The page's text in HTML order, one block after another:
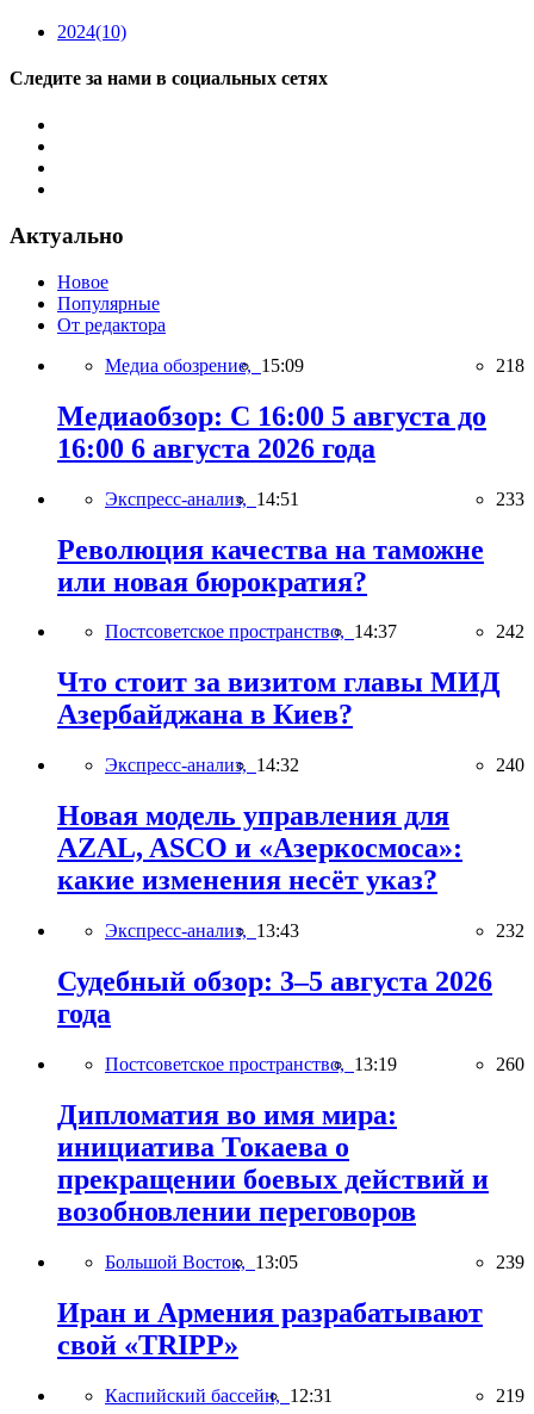
2024(10)
Следите за нами в социальных сетях
Актуально
Новое
Популярные
От редактора
Медиа обозрение, 15:09 218
Медиаобзор: С 16:00 5 августа до
16:00 6 августа 2026 года
Экспресс-анализ, 14:51 233
Революция качества на таможне
или новая бюрократия?
Постсоветское пространство, 14:37 242
Что стоит за визитом главы МИД
Азербайджана в Киев?
Экспресс-анализ, 14:32 240
Новая модель управления для
AZAL, ASCO и «Азеркосмоса»:
какие изменения несёт указ?
Экспресс-анализ, 13:43 232
Судебный обзор: 3–5 августа 2026
года
Постсоветское пространство, 13:19 260
Дипломатия во имя мира:
инициатива Токаева о
прекращении боевых действий и
возобновлении переговоров
Большой Восток, 13:05 239
Иран и Армения разрабатывают
свой «TRIPP»
Каспийский бассейн, 12:31 219